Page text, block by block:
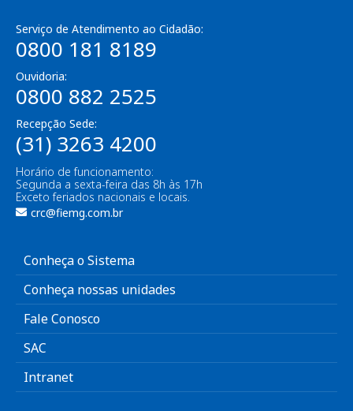
Serviço de Atendimento ao Cidadão:
0800 181 8189
Ouvidoria:
0800 882 2525
Recepção Sede:
(31) 3263 4200
Horário de funcionamento:
Segunda a sexta-feira das 8h às 17h
Exceto feriados nacionais e locais.
crc@fiemg.com.br
Conheça o Sistema
Conheça nossas unidades
Fale Conosco
SAC
Intranet